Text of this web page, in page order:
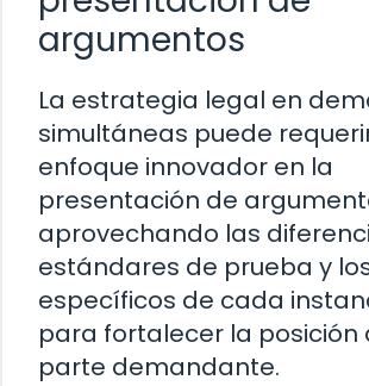
argumentos
La estrategia legal en
simultáneas puede
enfoque innovador en la
presentación de
aprovechando las
estándares de prueba y
específicos de cada
para fortalecer la posición
parte demandante.